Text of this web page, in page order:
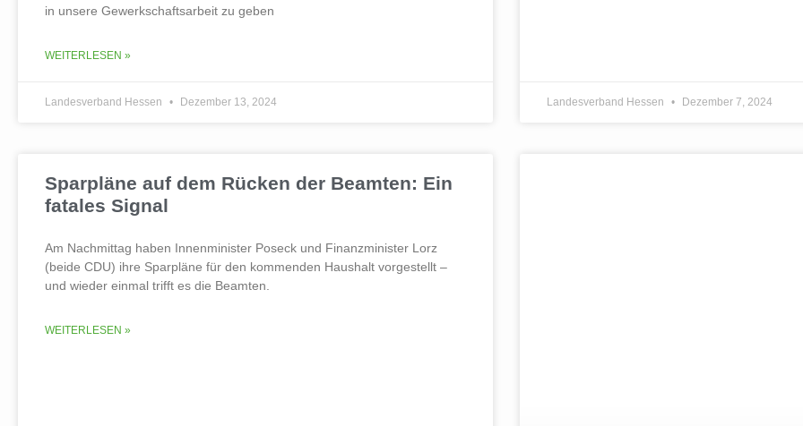
in unsere Gewerkschaftsarbeit zu geben
WEITERLESEN »
Landesverband Hessen Dezember 13, 2024 Landesverband Hessen Dezember 7, 2024
Sparpläne auf dem Rücken der Beamten: Ein
fatales Signal
Am Nachmittag haben Innenminister Poseck und Finanzminister Lorz
(beide CDU) ihre Sparpläne für den kommenden Haushalt vorgestellt –
und wieder einmal trifft es die Beamten.
WEITERLESEN »